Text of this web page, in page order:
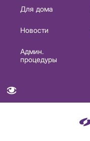
Основная
навигация
Для дома
Новости
Админ.
процедуры